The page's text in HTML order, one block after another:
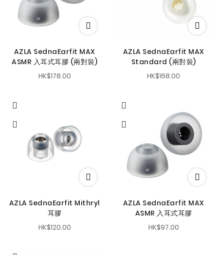
AZLA SednaEarfit MAX
ASMR 入耳式耳膠 (兩對裝)
HK$178.00
AZLA SednaEarfit MAX
Standard (兩對裝)
HK$168.00
AZLA SednaEarfit Mithryl
耳膠
HK$120.00
AZLA SednaEarfit MAX
ASMR 入耳式耳膠
HK$97.00